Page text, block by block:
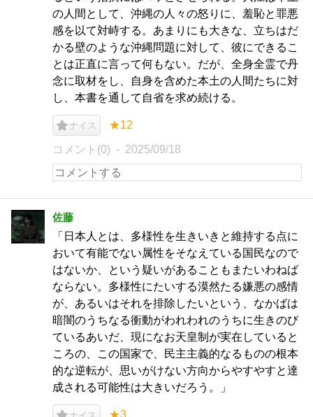
の人間として、沖縄の人々の怒りに、羞恥と罪悪
感を以て対峙する。あまりにも大きな、立ちはだ
かる壁のような沖縄問題に対して、彼にできるこ
とは正直に言って何もない。だが、全身全霊で丹
念に取材をし、自身を含めた本土の人間たちに対
し、本書を通して自省を求め続ける。
ナイス ★12
コメント(0) 2025/09/18
佐藤
「日本人とは、多様性を生きいきと維持する点に
おいて有能でない属性をそなえている国民なので
はないか、という疑いがあることもまたいわねば
ならない。多様性にたいする漠然たる嫌悪の感情
が、あるいはそれを排除したいという、なかばは
暗闇のうちなる衝動がわれわれのうちに生きのび
ているあいだ、現になお天皇制が実在していると
ころの、この国家で、民主主義的なるものの根本
的な逆転が、思いがけない方向からやすやすと達
成される可能性は大きいだろう。」
★3